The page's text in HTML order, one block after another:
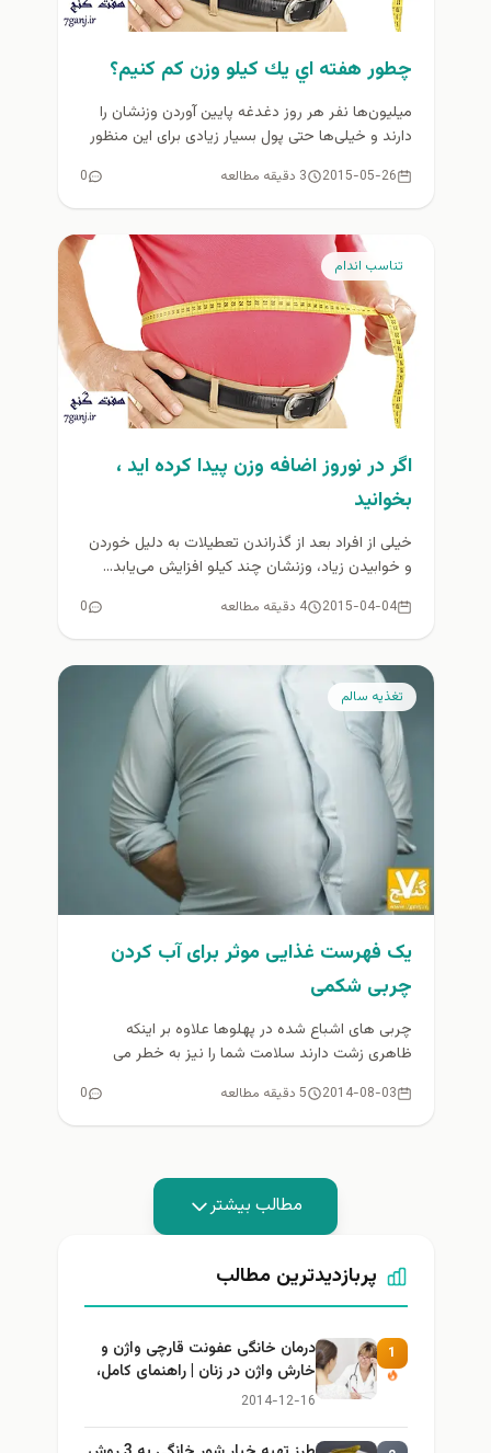
چطور هفته اي يك كيلو وزن كم كنيم؟
میلیون‌ها نفر هر روز دغدغه پایین آوردن وزنشان را
دارند و خیلی‌ها حتی پول بسیار زیادی برای این منظور
2015-05-26 3 دقیقه مطالعه 0
تناسب اندام
اگر در نوروز اضافه وزن پيدا كرده ايد ،
بخوانيد
خیلی از افراد بعد از گذراندن تعطیلات به دلیل خوردن
و خوابیدن زیاد، وزنشان چند کیلو افزایش می‌یابد...
2015-04-04 4 دقیقه مطالعه 0
تغذيه سالم
یک فهرست غذایی موثر برای آب کردن
چربی شکمی
چربی های اشباع شده در پهلوها علاوه بر اینکه
ظاهری زشت دارند سلامت شما را نیز به خطر می
2014-08-03 5 دقیقه مطالعه 0
مطالب بیشتر
پربازدیدترین مطالب
1
درمان خانگی عفونت قارچی واژن و
خارش واژن در زنان | راهنمای کامل،
ایمن و کاربردی
2014-12-16